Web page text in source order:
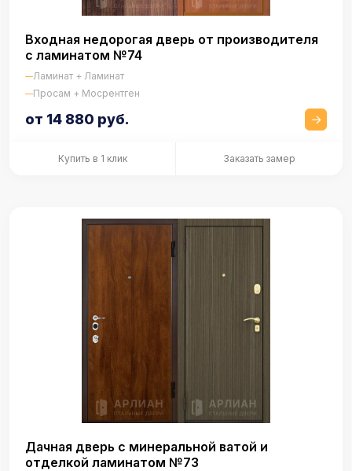
Входная недорогая дверь от производителя
с ламинатом №74
Ламинат + Ламинат
Просам + Мосрентген
от 14 880 руб.
Купить в 1 клик Заказать замер
Дачная дверь с минеральной ватой и
отделкой ламинатом №73